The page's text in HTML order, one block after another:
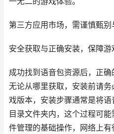
第三方应用市场，需谨慎甄别
安全获取与正确安装，保障游
成功找到语音包资源后，正确
无论从哪里获取，安装前请
戏版本，安装步骤通常是将
目录文件夹内，这个过程可
件管理的基础操作，网络上